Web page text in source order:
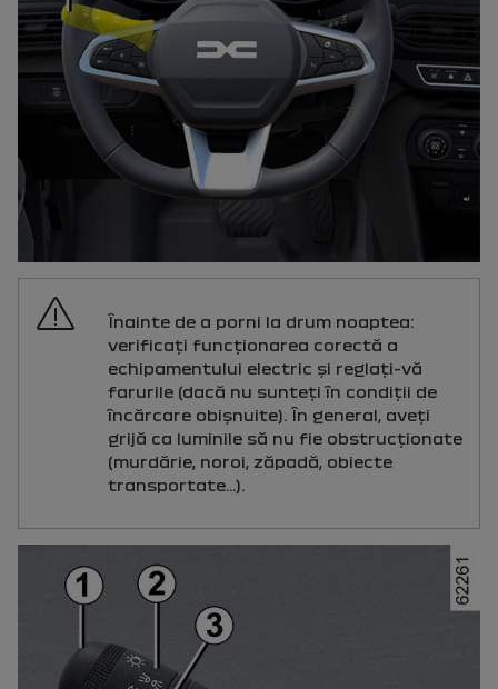
Înainte de a porni la drum noaptea:
verificaţi funcţionarea corectă a
echipamentului electric şi reglaţi-vă
farurile (dacă nu sunteţi în condiţii de
încărcare obişnuite). În general, aveţi
grijă ca luminile să nu fie obstrucţionate
(murdărie, noroi, zăpadă, obiecte
transportate...).